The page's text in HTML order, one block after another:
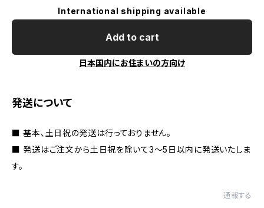
International shipping available
Add to cart
日本国内にお住まいの方向け
発送について
■ 基本、土日祝の発送は行っておりません。
■ 発送はご注文から土日祝を除いて3〜5日以内に発送いたしま
す。
通報する